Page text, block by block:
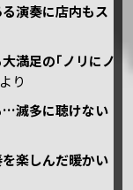
演奏に店内もス
満足の｢ノリにノ
より
…滅多に聴けない
楽しんだ暖かい